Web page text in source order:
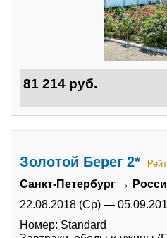
81 214 руб.
Золотой Берег 2*
Санкт-Петербург →
22.08.2018 (Ср) —
Номер: Standard